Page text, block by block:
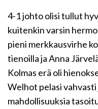
4-1 johto olisi tullut
kuitenkin varsin
pieni merkkausvirhe
tienoilla ja Anna
Kolmas erä oli
Welhot pelasi vahvasti
mahdollisuuksia